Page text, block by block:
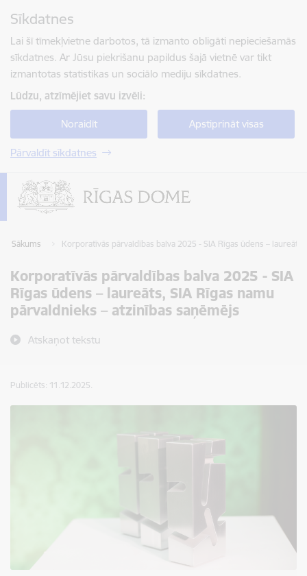
Sīkdatnes
Lai šī tīmekļvietne darbotos, tā izmanto obligāti nepieciešamās
sīkdatnes. Ar Jūsu piekrišanu papildus šajā vietnē var tikt
izmantotas statistikas un sociālo mediju sīkdatnes.
Lūdzu, atzīmējiet savu izvēli:
Noraidīt Apstiprināt visas
Pārvaldīt sīkdatnes
Sākums Korporatīvās pārvaldības balva 2025 - SIA Rīgas ūdens –
Korporatīvās pārvaldības balva 2025 - SIA
Rīgas ūdens – laureāts, SIA Rīgas namu
pārvaldnieks – atzinības saņēmējs
Atskaņot tekstu
Publicēts: 11.12.2025.